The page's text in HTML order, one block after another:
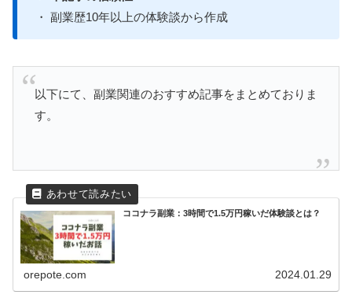
・ 副業歴10年以上の体験談から作成
以下にて、副業関連のおすすめ記事をまとめておりま
す。
ココナラ副業：3時間で1.5万円稼いだ体験談とは？
orepote.com 2024.01.29